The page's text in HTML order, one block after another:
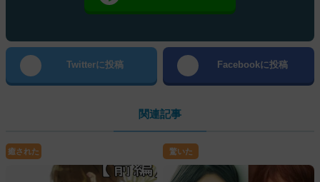
Twitterに投稿 Facebookに投稿
関連記事
癒された 驚いた